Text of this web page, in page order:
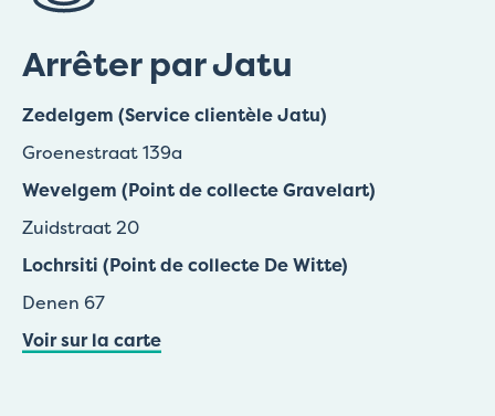
Arrêter par Jatu
Zedelgem (Service clientèle Jatu)
Groenestraat 139a
Wevelgem (Point de collecte Gravelart)
Zuidstraat 20
Lochrsiti (Point de collecte De Witte)
Denen 67
Voir sur la carte